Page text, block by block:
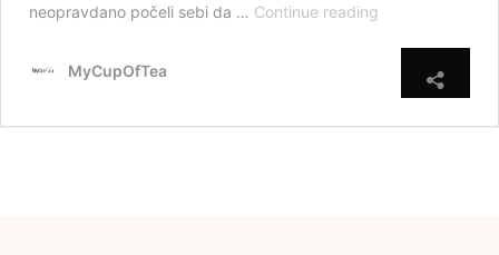
neopravdano počeli sebi da … Continue reading
MyCupOfTea